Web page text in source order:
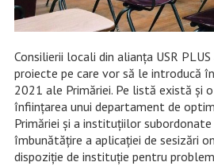
Consilierii locali din alianța USR
proiecte pe care vor să le introducă
2021 ale Primăriei. Pe listă există și
înființarea unui departament de
Primăriei și a instituțiilor subordonate
îmbunătățire a aplicației de sesizări
dispoziție de instituție pentru